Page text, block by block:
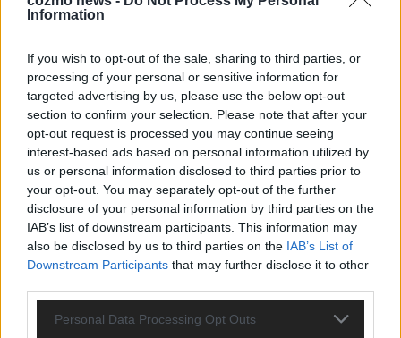
Information
If you wish to opt-out of the sale, sharing to third parties, or
processing of your personal or sensitive information for
targeted advertising by us, please use the below opt-out
section to confirm your selection. Please note that after your
opt-out request is processed you may continue seeing
interest-based ads based on personal information utilized by
us or personal information disclosed to third parties prior to
your opt-out. You may separately opt-out of the further
disclosure of your personal information by third parties on the
IAB’s list of downstream participants. This information may
also be disclosed by us to third parties on the IAB’s List of
Downstream Participants that may further disclose it to other
Personal Data Processing Opt Outs
KEINE NEWS MEHR VERPASSEN
ANZEIGE